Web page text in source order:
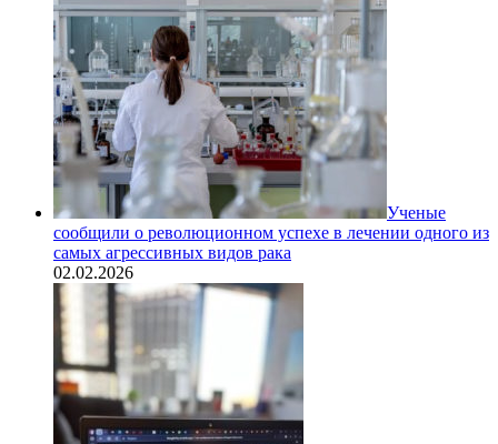
Ученые
сообщили о революционном успехе в лечении одного из
самых агрессивных видов рака
02.02.2026